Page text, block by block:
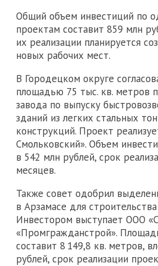
Общий объем инвестиций по
проектам составит 859 млн
их реализации планируется
новых рабочих мест.
В Городецком округе
площадью 75 тыс. кв. метров
завода по выпуску
зданий из легких стальных
конструкций. Проект
Смольковский». Объем
в 542 млн рублей, срок
месяцев.
Также совет одобрил
в Арзамасе для
Инвестором выступает ООО
«Промгражданстрой».
составит 8 149,8 кв. метров,
рублей, срок реализации